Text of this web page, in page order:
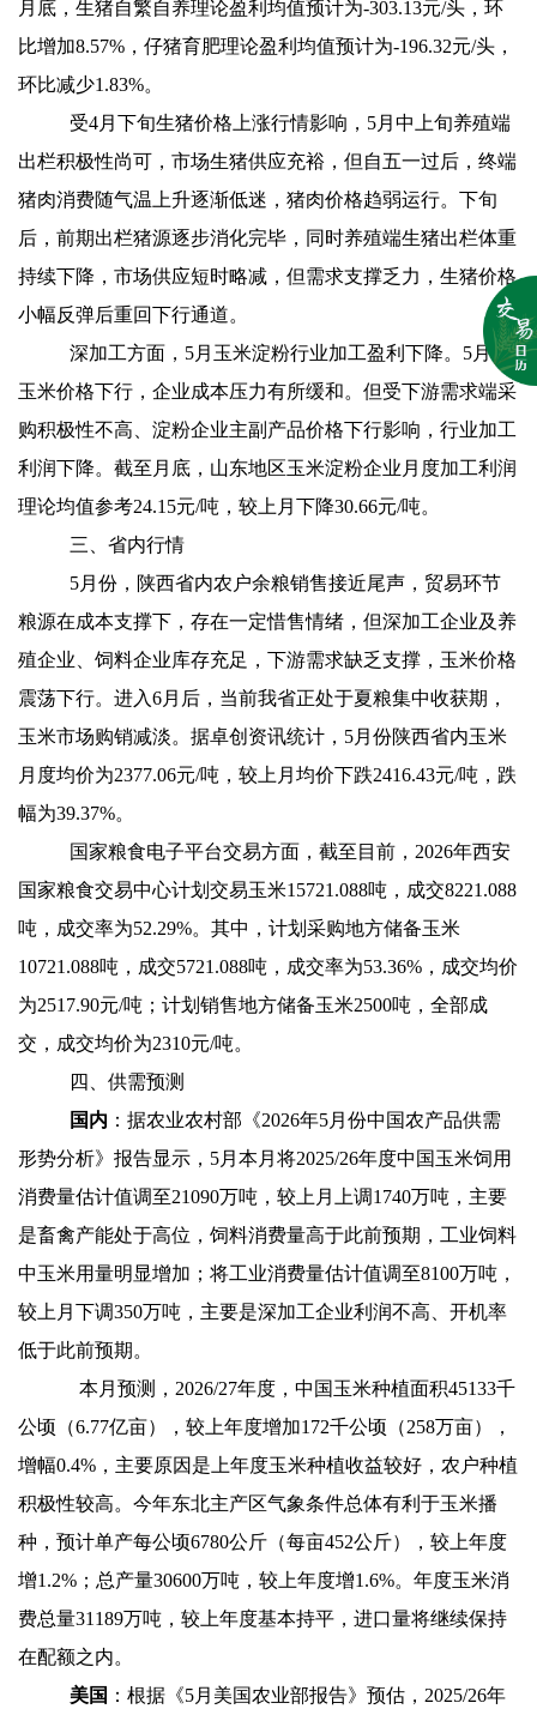
月底，生猪自繁自养理论盈利均值预计为-303.13元/头，环
比增加8.57%，仔猪育肥理论盈利均值预计为-196.32元/头，
环比减少1.83%。
受4月下旬生猪价格上涨行情影响，5月中上旬养殖端
出栏积极性尚可，市场生猪供应充裕，但自五一过后，终端
猪肉消费随气温上升逐渐低迷，猪肉价格趋弱运行。下旬
后，前期出栏猪源逐步消化完毕，同时养殖端生猪出栏体重
持续下降，市场供应短时略减，但需求支撑乏力，生猪价格
小幅反弹后重回下行通道。
深加工方面，5月玉米淀粉行业加工盈利下降。5月份
玉米价格下行，企业成本压力有所缓和。但受下游需求端采
购积极性不高、淀粉企业主副产品价格下行影响，行业加工
利润下降。截至月底，山东地区玉米淀粉企业月度加工利润
理论均值参考24.15元/吨，较上月下降30.66元/吨。
三、省内行情
5月份，陕西省内农户余粮销售接近尾声，贸易环节
粮源在成本支撑下，存在一定惜售情绪，但深加工企业及养
殖企业、饲料企业库存充足，下游需求缺乏支撑，玉米价格
震荡下行。进入6月后，当前我省正处于夏粮集中收获期，
玉米市场购销减淡。据卓创资讯统计，5月份陕西省内玉米
月度均价为2377.06元/吨，较上月均价下跌2416.43元/吨，跌
幅为39.37%。
国家粮食电子平台交易方面，截至目前，2026年西安
国家粮食交易中心计划交易玉米15721.088吨，成交8221.088
吨，成交率为52.29%。其中，计划采购地方储备玉米
10721.088吨，成交5721.088吨，成交率为53.36%，成交均价
为2517.90元/吨；计划销售地方储备玉米2500吨，全部成
交，成交均价为2310元/吨。
四、供需预测
国内 ：据农业农村部《2026年5月份中国农产品供需
形势分析》报告显示，5月本月将2025/26年度中国玉米饲用
消费量估计值调至21090万吨，较上月上调1740万吨，主要
是畜禽产能处于高位，饲料消费量高于此前预期，工业饲料
中玉米用量明显增加；将工业消费量估计值调至8100万吨，
较上月下调350万吨，主要是深加工企业利润不高、开机率
低于此前预期。
本月预测，2026/27年度，中国玉米种植面积45133千
公顷（6.77亿亩），较上年度增加172千公顷（258万亩），
增幅0.4%，主要原因是上年度玉米种植收益较好，农户种植
积极性较高。今年东北主产区气象条件总体有利于玉米播
种，预计单产每公顷6780公斤（每亩452公斤），较上年度
增1.2%；总产量30600万吨，较上年度增1.6%。年度玉米消
费总量31189万吨，较上年度基本持平，进口量将继续保持
在配额之内。
美国 ：根据《5月美国农业部报告》预估， 2025/26年